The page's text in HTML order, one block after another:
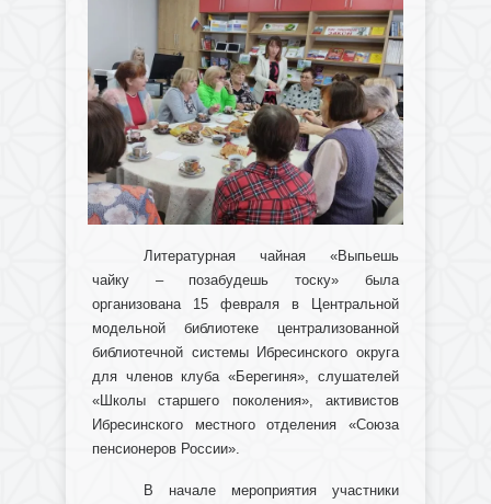
Литературная чайная «Выпьешь
чайку – позабудешь тоску» была
организована 15 февраля в Центральной
модельной библиотеке централизованной
библиотечной системы Ибресинского округа
для членов клуба «Берегиня», слушателей
«Школы старшего поколения», активистов
Ибресинского местного отделения «Союза
пенсионеров России».
В начале мероприятия участники